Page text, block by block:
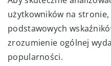
użytkowników na
podstawowych
zrozumienie ogólnej
popularności.